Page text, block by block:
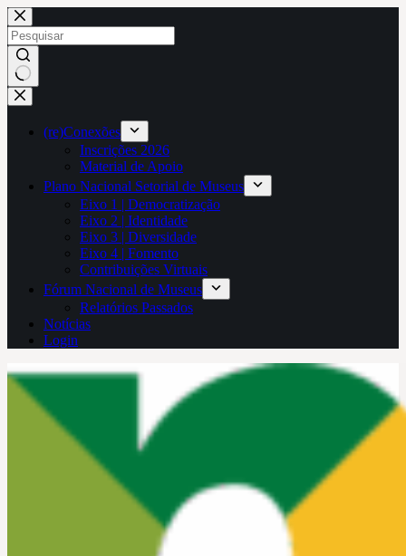
Pular
para
o
conteúdo
Sem
resultados
(re)Conexões
Inscrições 2026
Material de Apoio
Plano Nacional Setorial de Museus
Eixo 1 | Democratização
Eixo 2 | Identidade
Eixo 3 | Diversidade
Eixo 4 | Fomento
Contribuições Virtuais
Fórum Nacional de Museus
Relatórios Passados
Notícias
Login